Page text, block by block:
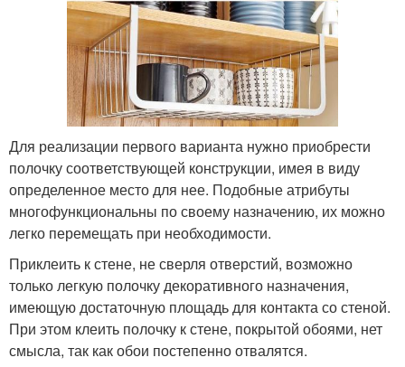
Для реализации первого варианта нужно приобрести
полочку соответствующей конструкции, имея в виду
определенное место для нее. Подобные атрибуты
многофункциональны по своему назначению, их можно
легко перемещать при необходимости.
Приклеить к стене, не сверля отверстий, возможно
только легкую полочку декоративного назначения,
имеющую достаточную площадь для контакта со стеной.
При этом клеить полочку к стене, покрытой обоями, нет
смысла, так как обои постепенно отвалятся.